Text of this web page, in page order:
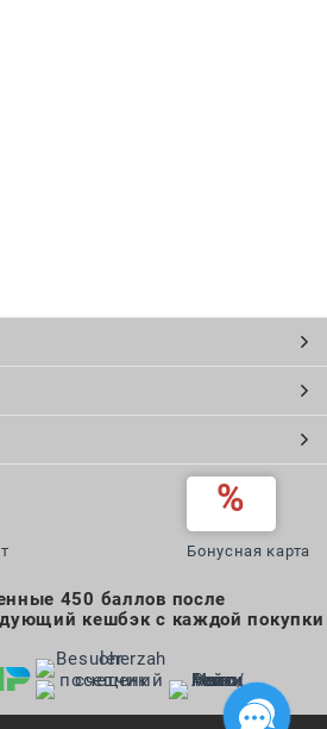
Бонусная карта
450 баллов после
кешбэк с каждой покупки